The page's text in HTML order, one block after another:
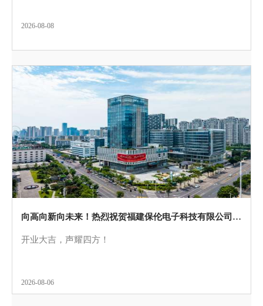
2026-08-08
向高向新向未来！热烈祝贺福建保伦电子科技有限公司盛大开业！
开业大吉，声耀四方！
2026-08-06